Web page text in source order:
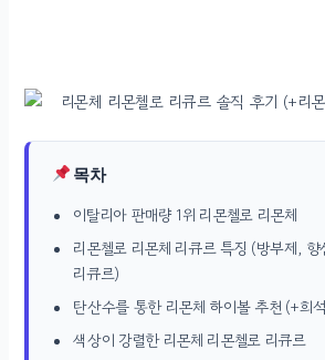
목차
이탈리아 판매량 1위 리몬첼로 리몬체
리몬첼로 리몬체 리큐르 특징 (방부제,
리큐르)
탄산수를 통한 리몬체 하이볼 추천 (+희
색상이 강렬한 리몬체 리몬첼로 리큐르